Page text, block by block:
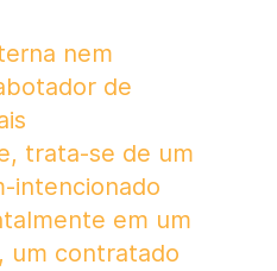
nem
de
trata-se de um
intencionado
em um
um contratado